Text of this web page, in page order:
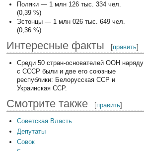
Поляки — 1 млн 126 тыс. 334 чел.
(0,39 %)
Эстонцы — 1 млн 026 тыс. 649 чел.
(0,36 %)
Интересные факты [править]
Среди 50 стран-основателей ООН наряду
с СССР были и две его союзные
республики: Белорусская ССР и
Украинская ССР.
Смотрите также [править]
Советская Власть
Депутаты
Совок